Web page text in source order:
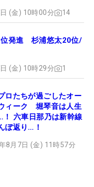
トタイプ
ッジワークスTグラ
(金) 10時00分 14
位発進 杉浦悠太20位/
(金) 10時29分 1
ロたちが過ごしたオー
ィーク 堀琴音は人生
！ 六車日那乃は新幹線
ぼ返り…！
8月7日 (金) 11時57分